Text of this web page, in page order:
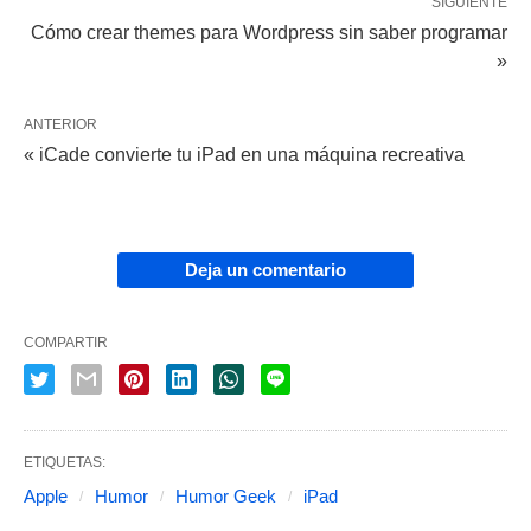
Cómo crear themes para Wordpress sin saber programar
»
ANTERIOR
« iCade convierte tu iPad en una máquina recreativa
Deja un comentario
COMPARTIR
ETIQUETAS:
Apple Humor Humor Geek iPad